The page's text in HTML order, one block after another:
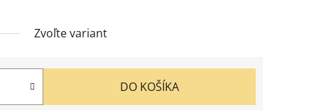
Zvoľte variant
DO KOŠÍKA